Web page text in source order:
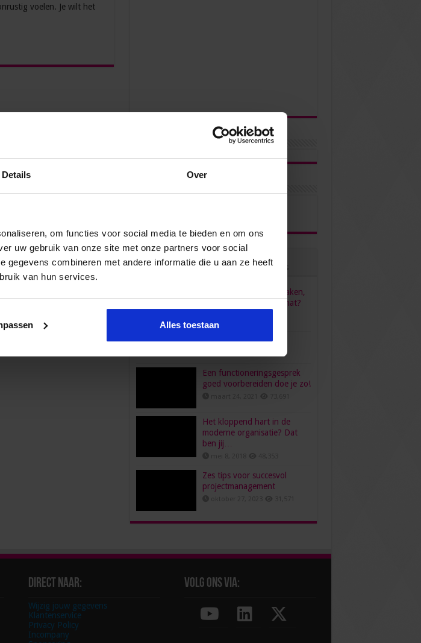
Details Over
om functies voor social media te bieden en om ons
uw gebruik van onze site met onze partners voor social
gegevens combineren met andere informatie die u aan ze heeft
van hun services.
Alles toestaan
voelen. Je wilt het
Populair Recent Reacties Tags
HR, HRM, personeelszaken,
P&O… Is het één pot nat?
Wat verdient een secretaresse?
Een functioneringsgesprek
goed voorbereiden doe je zo!
Het kloppend hart in de
moderne organisatie? Dat
ben jij…
Zes tips voor succesvol
projectmanagement
Direct naar:
Wijzig jouw gegevens
Klantenservice
Privacy Policy
Incompany
Volg ons via: